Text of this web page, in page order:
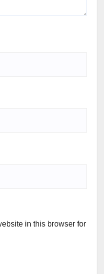
in this browser for